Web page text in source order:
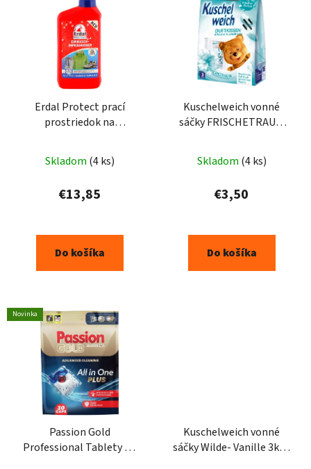
Erdal Protect prací
prostriedok na
500 ml
Skladom (4 ks)
€13,85
Do košíka
Kuschelweich vonné
sáčky FRISCHETRAUM
Skladom (4 ks)
€3,50
Do košíka
Novinka
Passion Gold
Professional Tablety do
Kuschelweich vonné
sáčky Wilde- Vanille 3ks -